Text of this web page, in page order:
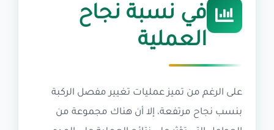
في نسبة نجاح
العملية
على الرغم من تميز عمليات تغيير مفصل الركبة
بنسب نجاح مرتفعة، إلا أن هناك مجموعة من